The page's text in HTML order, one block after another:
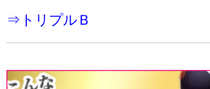
⇒トリプルＢ